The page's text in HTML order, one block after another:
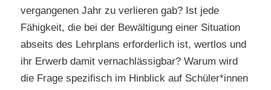
vergangenen Jahr zu verlieren gab? Ist jede
Fähigkeit, die bei der Bewältigung einer Situation
abseits des Lehrplans erforderlich ist, wertlos und
ihr Erwerb damit vernachlässigbar? Warum wird
die Frage spezifisch im Hinblick auf Schüler*innen